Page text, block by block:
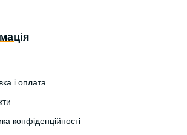
і оплата
конфіденційності